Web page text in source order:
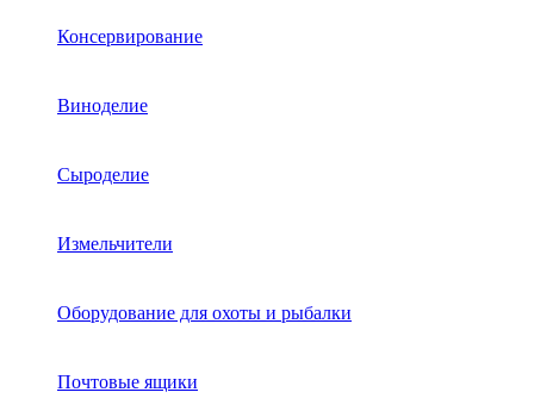
Консервирование
Виноделие
Сыроделие
Измельчители
Оборудование для охоты и рыбалки
Почтовые ящики